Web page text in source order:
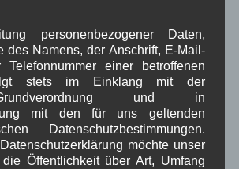
Bauernmarkt wieder
im Kurpark statt.
Uhr. Die Aussteller, die zum
der Region stammen bieten neben
aus Holz, Keramik,
Schafwollprodukten, Textilien
auch selbstgemachte Schmankerl
Kaffee und Kuchen, Fleisch und
personenbezogener Daten,
des Namens, der Anschrift, E-Mail-
Telefonnummer einer betroffenen
stets im Einklang mit der
Grundverordnung und in
mit den für uns geltenden
Datenschutzbestimmungen.
möchte unser
die Öffentlichkeit über Art, Umfang